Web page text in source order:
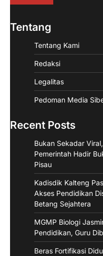
Tentang
Tentang Kami
Redaksi
Legalitas
Pedoman Media
Recent Posts
Bukan Sekadar
Pemerintah Hadir
Pisau
Kadisdik Kalteng
Akses Pendidikan
Betang Sejahtera
MGMP Biologi
Pendidikan, Guru
Beras Fortifikasi